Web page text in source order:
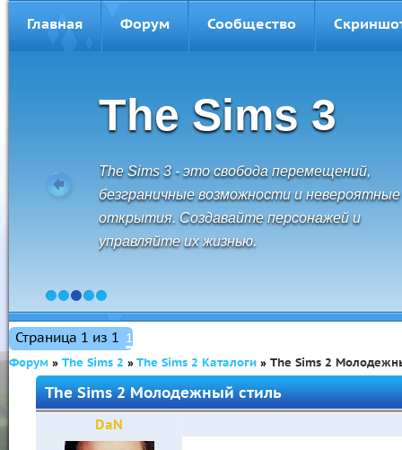
Главная Форум Сообщество
The Sims 3
The Sims 3 - это свобода перемещений,
безграничные возможности и невероятные
открытия. Создавайте персонажей и
управляйте их жизнью.
1 2 3 4 5
Страница 1 из 1 1
Форум » The Sims 2 »The Sims 2 Каталоги » The Sims 2
The Sims 2 Молодежный стиль
DaN